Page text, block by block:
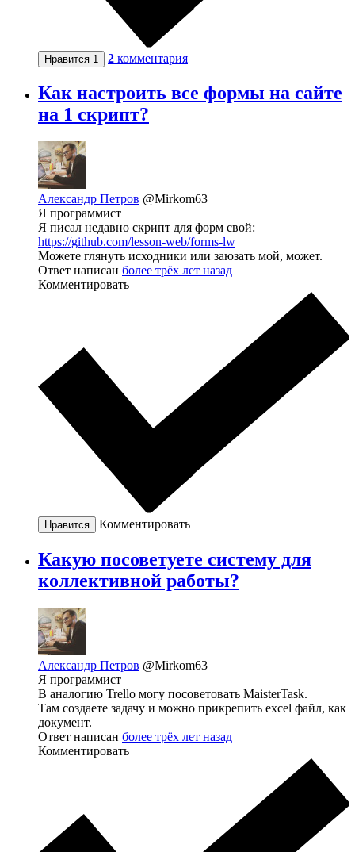
Нравится 1 2 комментария
Как настроить все формы на сайте
на 1 скрипт?
Александр Петров @Mirkom63
Я программист
Я писал недавно скрипт для форм свой:
https://github.com/lesson-web/forms-lw
Можете глянуть исходники или заюзать мой, может.
Ответ написан более трёх лет назад
Комментировать
Нравится Комментировать
Какую посоветуете систему для
коллективной работы?
Александр Петров @Mirkom63
Я программист
В аналогию Trello могу посоветовать MaisterTask.
Там создаете задачу и можно прикрепить excel файл, как
документ.
Ответ написан более трёх лет назад
Комментировать